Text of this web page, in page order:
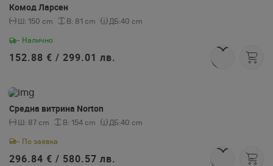
Комод Ларсен
Ш: 150 cm В: 81 cm ДБ:40 cm
- Налично
152.88 € / 299.01 лв.
Средна витрина Norton
Ш: 87 cm В: 154 cm ДБ:40 cm
- По заявка
296.84 € / 580.57 лв.